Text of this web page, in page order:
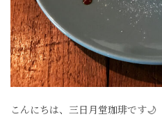
こんにちは、三日月堂珈琲です🌙